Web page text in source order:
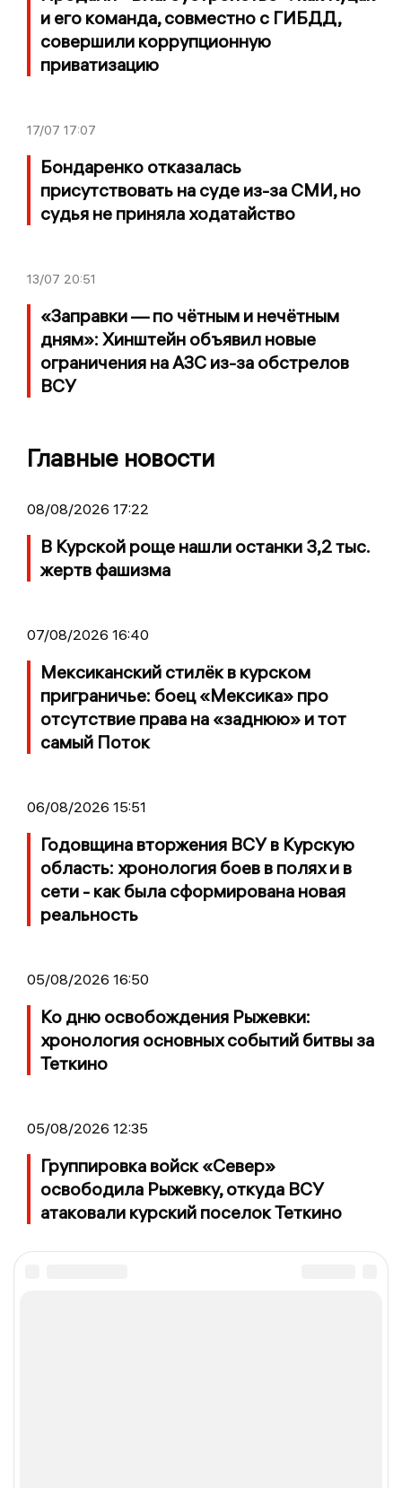
и его команда, совместно с ГИБДД,
совершили коррупционную
приватизацию
17/07 17:07
Бондаренко отказалась
присутствовать на суде из-за СМИ, но
судья не приняла ходатайство
13/07 20:51
«Заправки — по чётным и нечётным
дням»: Хинштейн объявил новые
ограничения на АЗС из-за обстрелов
ВСУ
Главные новости
08/08/2026 17:22
В Курской роще нашли останки 3,2 тыс.
жертв фашизма
07/08/2026 16:40
Мексиканский стилёк в курском
приграничье: боец «Мексика» про
отсутствие права на «заднюю» и тот
самый Поток
06/08/2026 15:51
Годовщина вторжения ВСУ в Курскую
область: хронология боев в полях и в
сети - как была сформирована новая
реальность
05/08/2026 16:50
Ко дню освобождения Рыжевки:
хронология основных событий битвы за
Теткино
05/08/2026 12:35
Группировка войск «Север»
освободила Рыжевку, откуда ВСУ
атаковали курский поселок Теткино